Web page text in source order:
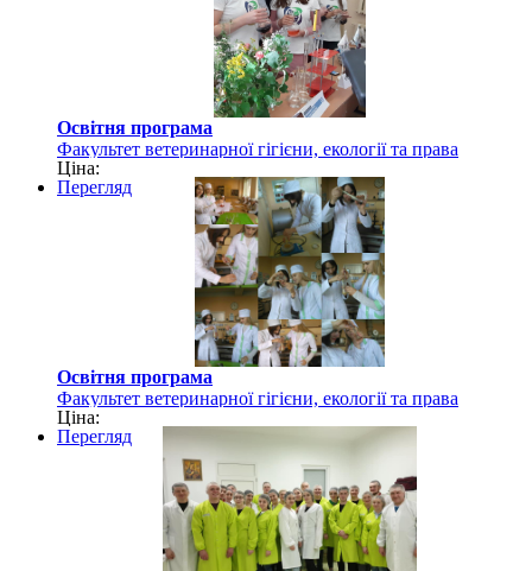
Освітня програма
Факультет ветеринарної гігієни, екології та права
Ціна:
Перегляд
Освітня програма
Факультет ветеринарної гігієни, екології та права
Ціна:
Перегляд